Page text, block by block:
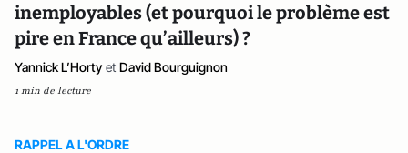
inemployables (et pourquoi le problème est
pire en France qu’ailleurs) ?
Yannick L’Horty et David Bourguignon
1 min de lecture
RAPPEL A L'ORDRE